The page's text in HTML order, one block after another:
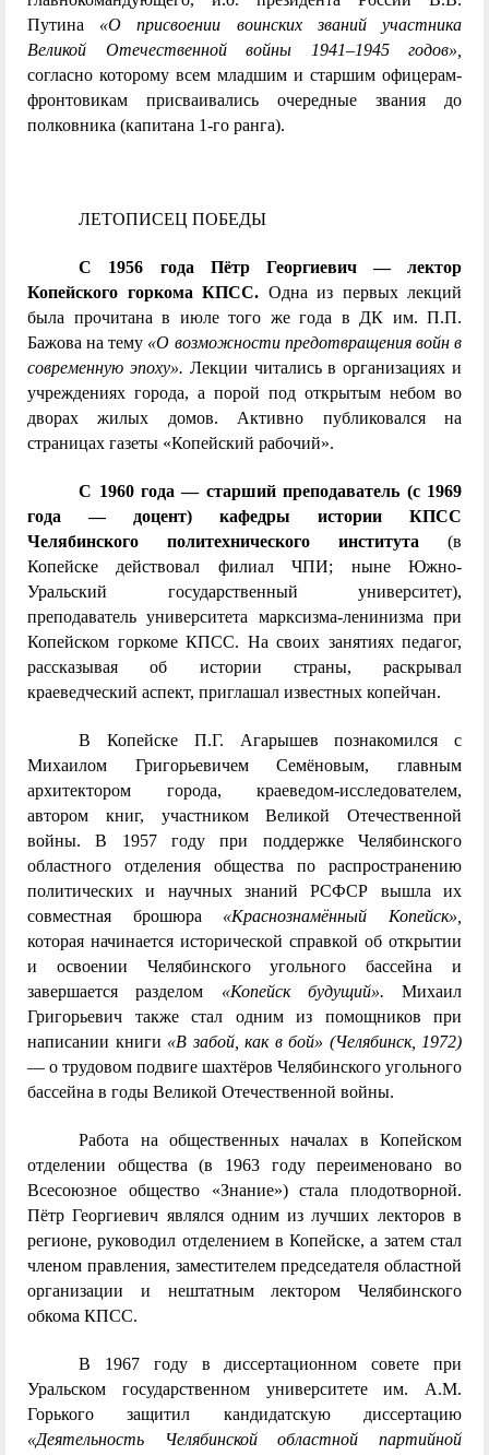
Путина «О присвоении воинских званий участника
Великой Отечественной войны 1941–1945 годов»,
согласно которому всем младшим и старшим офицерам-
фронтовикам присваивались очередные звания до
полковника (капитана 1-го ранга).
ЛЕТОПИСЕЦ ПОБЕДЫ
С 1956 года Пётр Георгиевич — лектор
Копейского горкома КПСС. Одна из первых лекций
была прочитана в июле того же года в ДК им. П.П.
Бажова на тему «О возможности предотвращения войн в
современную эпоху». Лекции читались в организациях и
учреждениях города, а порой под открытым небом во
дворах жилых домов. Активно публиковался на
страницах газеты «Копейский рабочий».
С 1960 года — старший преподаватель (с 1969
года — доцент) кафедры истории КПСС
Челябинского политехнического института (в
Копейске действовал филиал ЧПИ; ныне Южно-
Уральский государственный университет),
преподаватель университета марксизма-ленинизма при
Копейском горкоме КПСС. На своих занятиях педагог,
рассказывая об истории страны, раскрывал
краеведческий аспект, приглашал известных копейчан.
В Копейске П.Г. Агарышев познакомился с
Михаилом Григорьевичем Семёновым, главным
архитектором города, краеведом-исследователем,
автором книг, участником Великой Отечественной
войны. В 1957 году при поддержке Челябинского
областного отделения общества по распространению
политических и научных знаний РСФСР вышла их
совместная брошюра «Краснознамённый Копейск»,
которая начинается исторической справкой об открытии
и освоении Челябинского угольного бассейна и
завершается разделом «Копейск будущий». Михаил
Григорьевич также стал одним из помощников при
написании книги «В забой, как в бой» (Челябинск, 1972)
— о трудовом подвиге шахтёров Челябинского угольного
бассейна в годы Великой Отечественной войны.
Работа на общественных началах в Копейском
отделении общества (в 1963 году переименовано во
Всесоюзное общество «Знание») стала плодотворной.
Пётр Георгиевич являлся одним из лучших лекторов в
регионе, руководил отделением в Копейске, а затем стал
членом правления, заместителем председателя областной
организации и нештатным лектором Челябинского
обкома КПСС.
В 1967 году в диссертационном совете при
Уральском государственном университете им. А.М.
Горького защитил кандидатскую диссертацию
«Деятельность Челябинской областной партийной